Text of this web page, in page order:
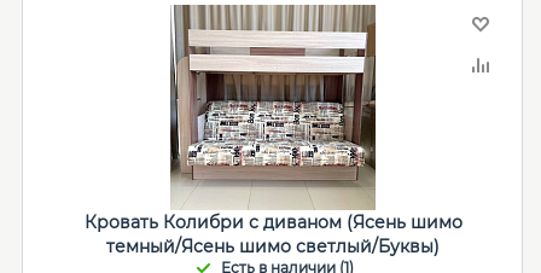
Кровать Колибри с диваном (Ясень шимо
темный/Ясень шимо светлый/Буквы)